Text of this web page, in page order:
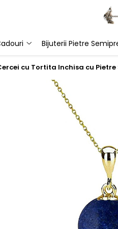
Bijuterii Pietre
cu Tortita Inchisa cu